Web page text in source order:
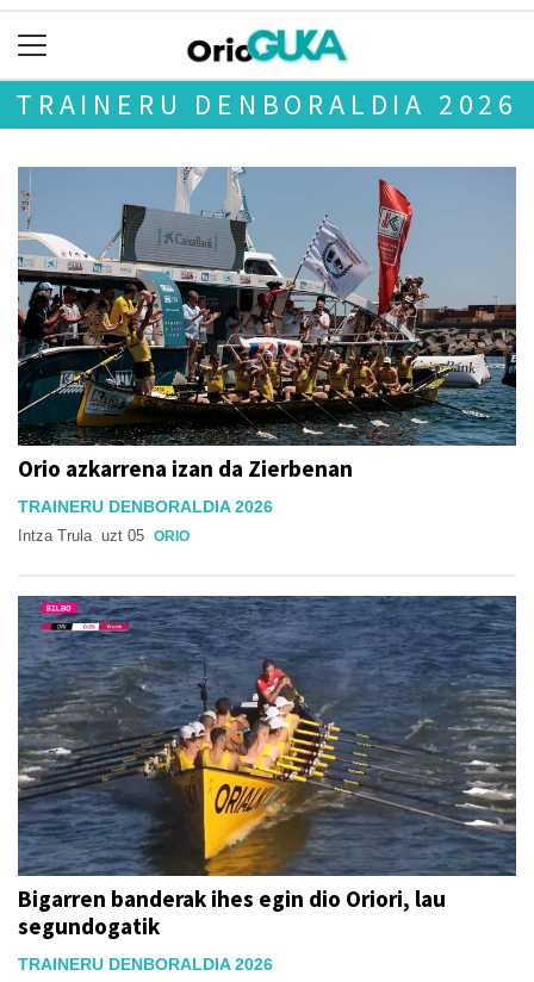
TRAINERU DENBORALDIA 2026
Orio azkarrena izan da Zierbenan
TRAINERU DENBORALDIA 2026
Intza Trula uzt 05 ORIO
Bigarren banderak ihes egin dio Oriori, lau
segundogatik
TRAINERU DENBORALDIA 2026